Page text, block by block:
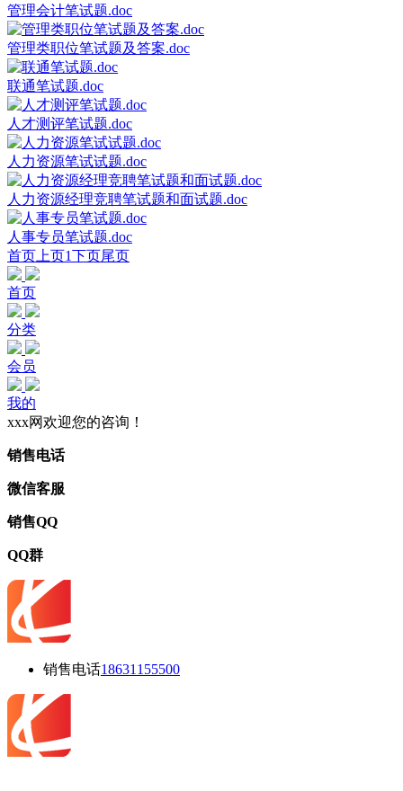
管理会计笔试题.doc
管理类职位笔试题及答案.doc
联通笔试题.doc
人才测评笔试题.doc
人力资源笔试试题.doc
人力资源经理竞聘笔试题和面试题.doc
人事专员笔试题.doc
首页 上页1下页尾页
首页
分类
会员
我的
xxx网欢迎您的咨询！
销售电话
微信客服
销售QQ
QQ群
销售电话18631155500